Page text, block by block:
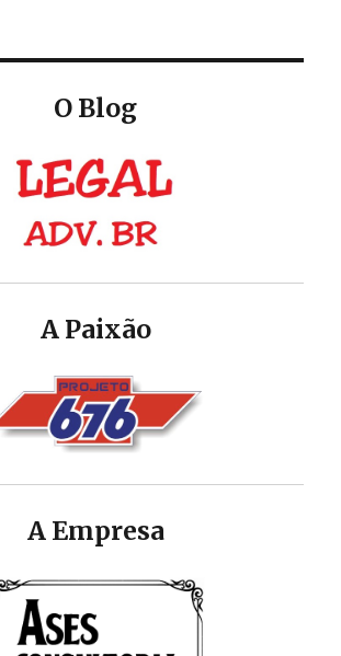
O Blog
A Paixão
A Empresa